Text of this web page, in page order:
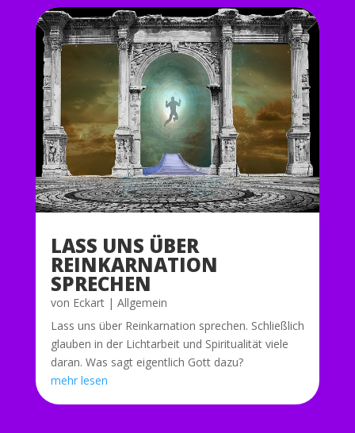
LASS UNS ÜBER
REINKARNATION
SPRECHEN
von Eckart| Allgemein
Lass uns über Reinkarnation sprechen. Schließlich
glauben in der Lichtarbeit und Spiritualität viele
daran. Was sagt eigentlich Gott dazu?
mehr lesen